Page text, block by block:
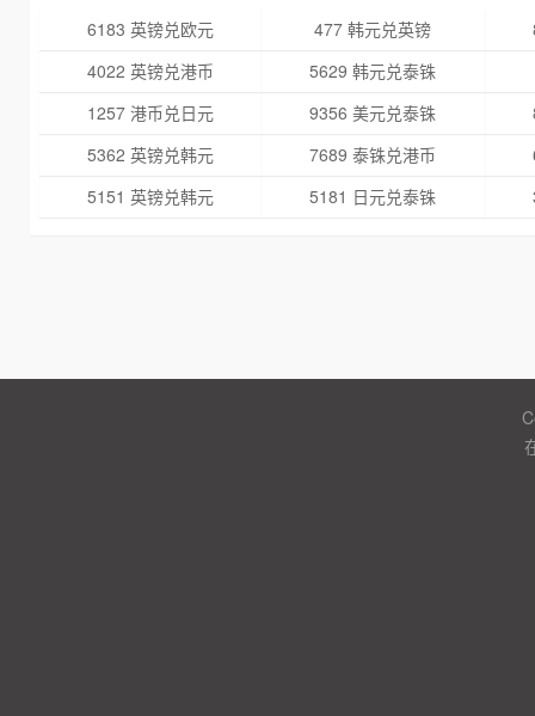
6183 英镑兑欧元 477 韩元兑英镑
4022 英镑兑港币
5629 韩元兑泰铢
1257 港币兑日元
9356 美元兑泰铢
5362 英镑兑韩元
7689 泰铢兑港币
5151 英镑兑韩元
5181 日元兑泰铢